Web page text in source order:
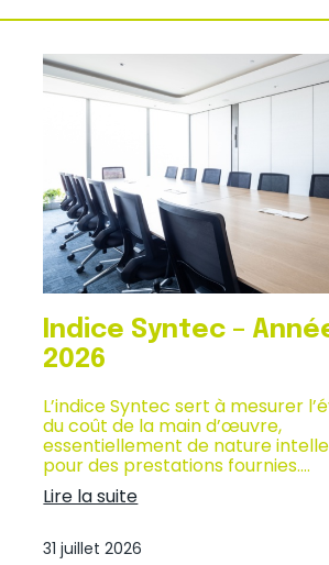
r
i
i
q
–
A
n
n
é
e
2
2
i
e
d
u
m
a
t
d
e
s
a
f
f
r
e
s
d
a
n
l
e
Indice Syntec –
2026
L’indice Syntec sert à mesurer
du coût de la main d’œuvre,
essentiellement de nature
pour des prestations fournies.…
Lire la suite
n
31 juillet 2026